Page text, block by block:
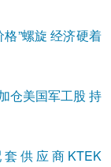
”螺旋 经济硬着
仓美国军工股 持
供应商KTEK